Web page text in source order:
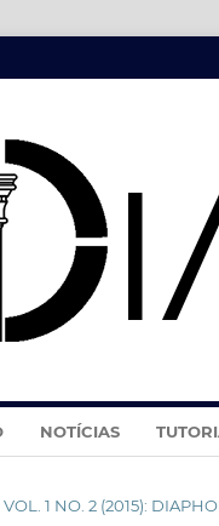
NOTÍCIAS
VOL. 1 NO. 2 (2015):